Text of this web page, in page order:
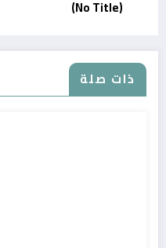
(No Title)
ذات صلة